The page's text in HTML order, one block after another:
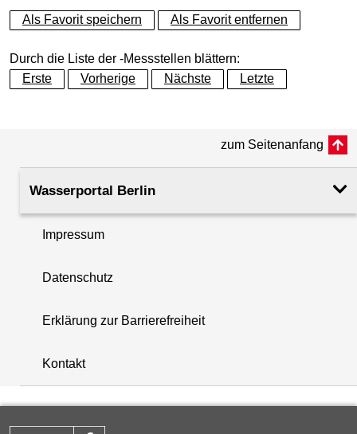
+
−
+
−
Als Favorit speichern Als Favorit entfernen
Durch die Liste der -Messstellen blättern:
Erste
Vorherige Nächste Letzte
zum Seitenanfang
Wasserportal Berlin
Impressum
Datenschutz
Erklärung zur Barrierefreiheit
Kontakt